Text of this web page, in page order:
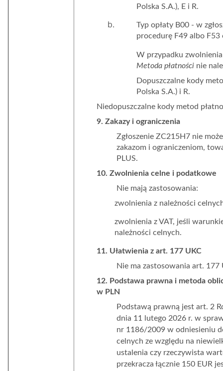
Polska S.A.), E i R.
Typ opłaty B00 - w
procedurę F49 albo F53
W przypadku
Metoda płatności nie
Dopuszczalne kody
Polska S.A.) i R.
Niedopuszczalne kody metod
9. Zakazy i ograniczenia
Zgłoszenie ZC215H7 nie
zakazom i ograniczeniom,
PLUS.
10. Zwolnienia celne i podatkowe
Nie mają zastosowania:
zwolnienia z należności
zwolnienia z VAT, jeśli
należności celnych.
11. Ułatwienia z art. 177 UKC
Nie ma zastosowania art. 177
12. Podstawa prawna i metoda
w PLN
Podstawą prawną jest art. 2
dnia 11 lutego 2026 r. w
nr 1186/2009 w odniesieniu
celnych ze względu na
ustalenia czy rzeczywista
przekracza łącznie 150 EUR